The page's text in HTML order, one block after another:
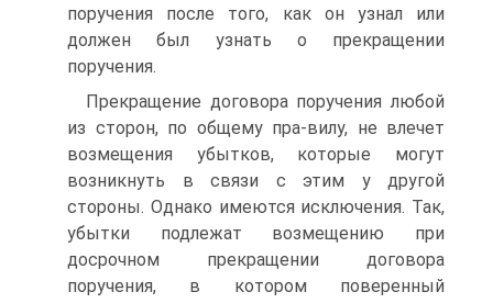
поручения после того, как он узнал или
должен был узнать о прекращении
поручения.
Прекращение договора поручения любой
из сторон, по общему пра-вилу, не влечет
возмещения убытков, которые могут
возникнуть в связи с этим у другой
стороны. Однако имеются исключения. Так,
убытки подлежат возмещению при
досрочном прекращении договора
поручения, в котором поверенный